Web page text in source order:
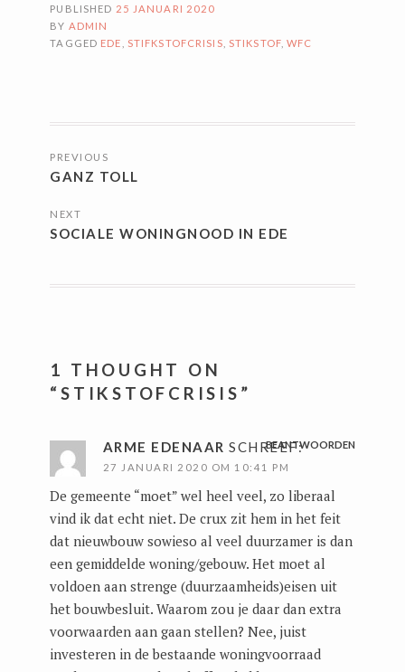
PUBLISHED 25 JANUARI 2020
BY ADMIN
TAGGED EDE STIFKSTOFCRISIS STIKSTOF,WFC
PREVIOUS
GANZ TOLL
NEXT
SOCIALE WONINGNOOD IN EDE
1 THOUGHT ON
“STIKSTOFCRISIS ”
ARME EDENAAR SCHREEF:
27 JANUARI 2020 OM 10:41 PM
De gemeente “moet” wel heel veel, zo liberaal
vind ik dat echt niet. De crux zit hem in het feit
dat nieuwbouw sowieso al veel duurzamer is dan
een gemiddelde woning/gebouw. Het moet al
voldoen aan strenge (duurzaamheids)eisen uit
het bouwbesluit. Waarom zou je daar dan extra
voorwaarden aan gaan stellen? Nee, juist
investeren in de bestaande woningvoorraad
BEANTWOORDEN